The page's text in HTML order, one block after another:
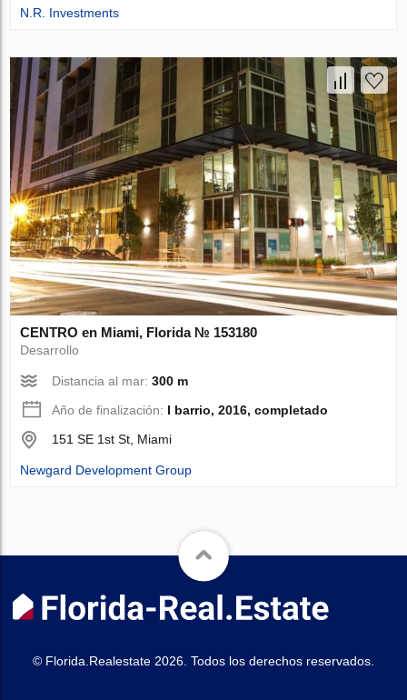
N.R. Investments
CENTRO en Miami, Florida № 153180
Desarrollo
Distancia al mar:300 m
Año de finalización: I barrio, 2016, completado
151 SE 1st St, Miami
Newgard Development Group
© Florida.Realestate 2026. Todos los derechos reservados.